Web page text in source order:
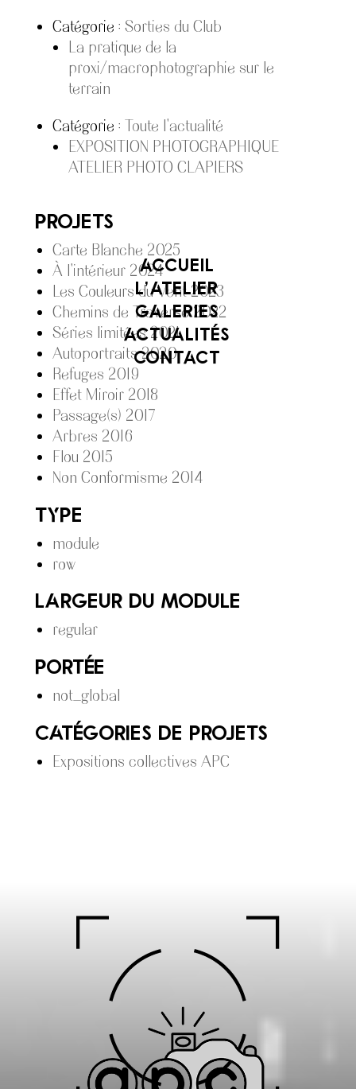
Catégorie : Sorties du Club
La pratique de la
proxi/macrophotographie sur le
terrain
Catégorie : Toute l'actualité
EXPOSITION PHOTOGRAPHIQUE
ATELIER PHOTO CLAPIERS
Projets
Carte Blanche 2025
À l'intérieur 2024
Les Couleurs du Vent 2023
Chemins de Traverse 2022
Séries limitées 2021
Autoportraits 2020
Refuges 2019
Effet Miroir 2018
Passage(s) 2017
Arbres 2016
Flou 2015
Non Conformisme 2014
Type
module
row
Largeur du module
regular
Portée
not_global
Catégories De Projets
Expositions collectives APC
ACCUEIL
L’ATELIER
GALERIES
ACTUALITÉS
CONTACT